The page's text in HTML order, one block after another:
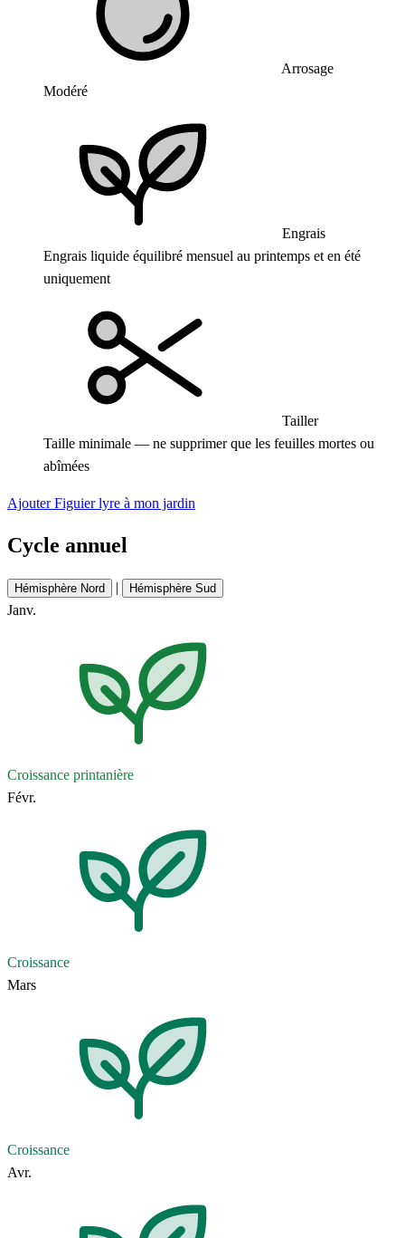
Arrosage
Modéré
Engrais
Engrais liquide équilibré mensuel au printemps et en été
uniquement
Tailler
Taille minimale — ne supprimer que les feuilles mortes ou
abîmées
Ajouter Figuier lyre à mon jardin
Cycle annuel
Hémisphère Nord | Hémisphère Sud
Janv.
Croissance printanière
Févr.
Croissance
Mars
Croissance
Avr.